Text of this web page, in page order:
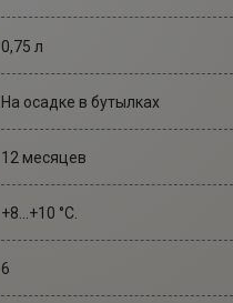
0,75 л
На осадке в бутылках
12 месяцев
+8...+10 °С.
6